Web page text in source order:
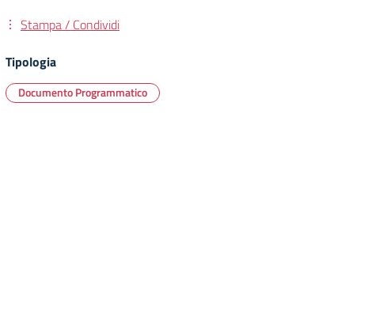
Stampa / Condividi
Tipologia
Documento Programmatico